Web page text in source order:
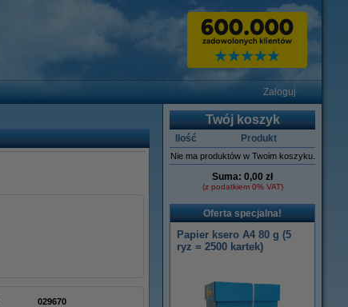
Zaloguj
029670
Twój koszyk
Ilość Produkt
Nie ma produktów w Twoim koszyku.
Suma: 0,00 zł
(z podatkiem 0% VAT)
Oferta specjalna!
Papier ksero A4 80 g (5
ryz = 2500 kartek)